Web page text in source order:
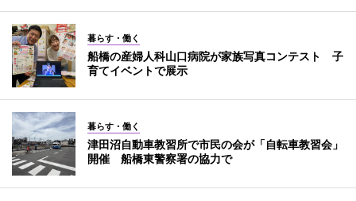
暮らす・働く
船橋の産婦人科山口病院が家族写真コンテスト 子
育てイベントで展示
暮らす・働く
津田沼自動車教習所で市民の会が「自転車教習会」
開催 船橋東警察署の協力で